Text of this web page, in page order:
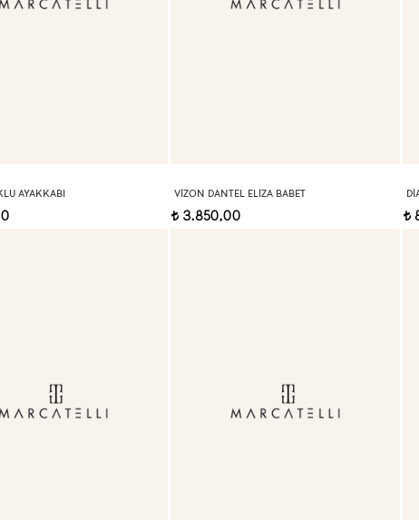
AYAKKABI VIZON DANTEL ELIZA BABET
t3.850,00 t